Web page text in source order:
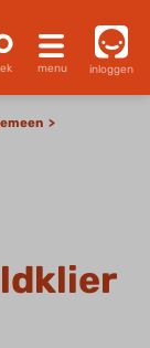
inloggen